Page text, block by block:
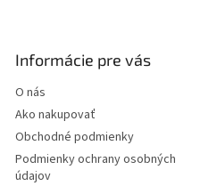
Informácie pre vás
O nás
Ako nakupovať
Obchodné podmienky
Podmienky ochrany osobných
údajov